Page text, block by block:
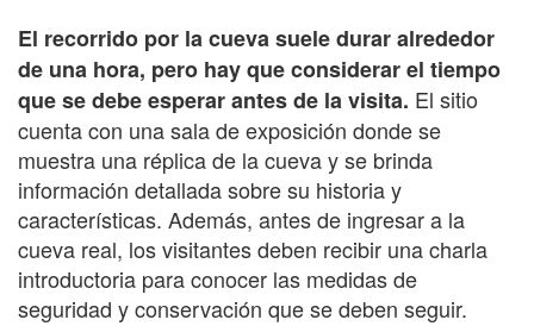
El recorrido por la cueva suele durar alrededor
de una hora, pero hay que considerar el tiempo
que se debe esperar antes de la visita. El sitio
cuenta con una sala de exposición donde se
muestra una réplica de la cueva y se brinda
información detallada sobre su historia y
características. Además, antes de ingresar a la
cueva real, los visitantes deben recibir una charla
introductoria para conocer las medidas de
seguridad y conservación que se deben seguir.